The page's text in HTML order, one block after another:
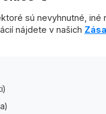
sú nevyhnutné, iné
nájdete v našich
Doručenie a
Všeobecné